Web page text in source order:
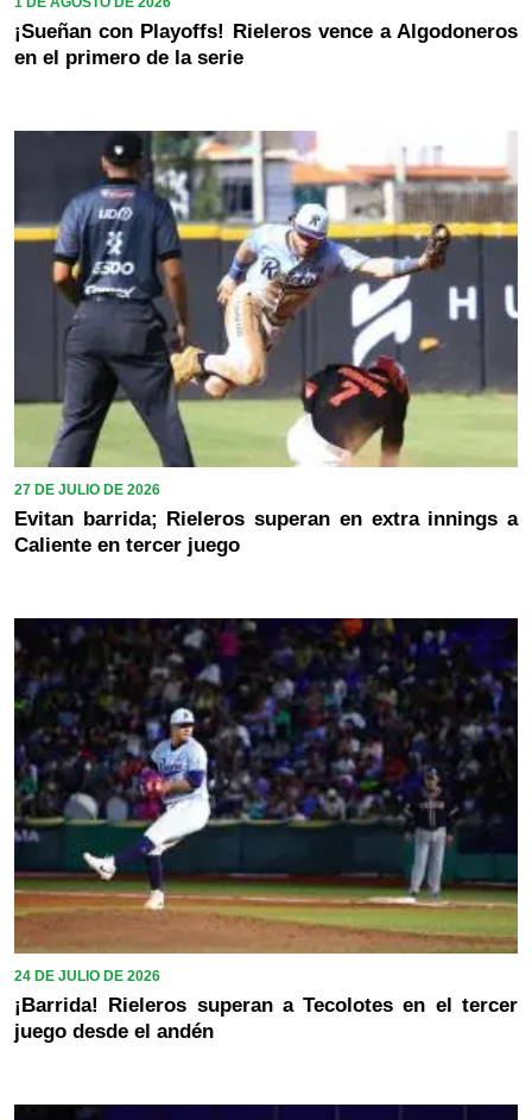
¡Sueñan con Playoffs! Rieleros vence a Algodoneros
en el primero de la serie
27 DE JULIO DE 2026
Evitan barrida; Rieleros superan en extra innings a
Caliente en tercer juego
24 DE JULIO DE 2026
¡Barrida! Rieleros superan a Tecolotes en el tercer
juego desde el andén